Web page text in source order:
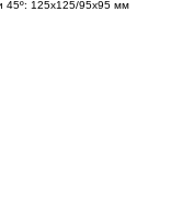
45º: 125x125/95x95 мм